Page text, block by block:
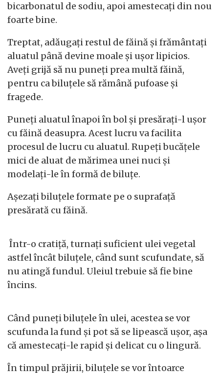
bicarbonatul de sodiu, apoi amestecați din nou
foarte bine.
Treptat, adăugați restul de făină și frământați
aluatul până devine moale și ușor lipicios.
Aveți grijă să nu puneți prea multă făină,
pentru ca biluțele să rămână pufoase și
fragede.
Puneți aluatul înapoi în bol și presărați-l ușor
cu făină deasupra. Acest lucru va facilita
procesul de lucru cu aluatul. Rupeți bucățele
mici de aluat de mărimea unei nuci și
modelați-le în formă de biluțe.
Așezați biluțele formate pe o suprafață
presărată cu făină.
Într-o cratiță, turnați suficient ulei vegetal
astfel încât biluțele, când sunt scufundate, să
nu atingă fundul. Uleiul trebuie să fie bine
încins.
Când puneți biluțele în ulei, acestea se vor
scufunda la fund și pot să se lipească ușor, așa
că amestecați-le rapid și delicat cu o lingură.
În timpul prăjirii, biluțele se vor întoarce